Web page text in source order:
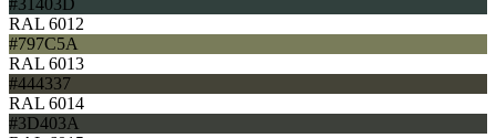
RAL 6012
#797C5A
RAL 6013
#444337
RAL 6014
#3D403A